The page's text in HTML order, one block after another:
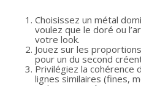
Choisissez un métal
voulez que le doré ou
votre look.
Jouez sur les
pour un du second
Privilégiez la cohérence
lignes similaires (fines,